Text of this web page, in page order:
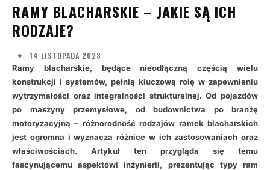
RAMY BLACHARSKIE – JAKIE SĄ ICH
RODZAJE?
14 LISTOPADA 2023
Ramy blacharskie, będące nieodłączną częścią wielu
konstrukcji i systemów, pełnią kluczową rolę w zapewnieniu
wytrzymałości oraz integralności strukturalnej. Od pojazdów
po maszyny przemysłowe, od budownictwa po branżę
motoryzacyjną – różnorodność rodzajów ramek blacharskich
jest ogromna i wyznacza różnice w ich zastosowaniach oraz
właściwościach. Artykuł ten przygląda się temu
fascynującemu aspektowi inżynierii, prezentując typy ram